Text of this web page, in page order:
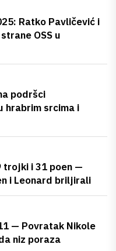
Ratko Pavličević i
OSS u
podršci
hrabrim srcima i
trojki i 31 poen —
i Leonard briljirali
— Povratak Nikole
niz poraza